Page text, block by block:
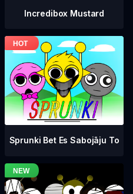
Incredibox Mustard
Sprunki Bet Es Sabojāju To